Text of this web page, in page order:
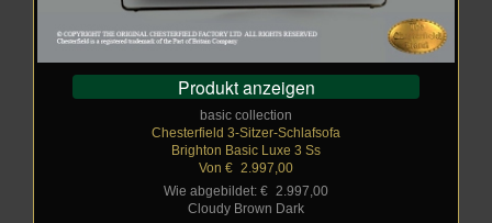
Produkt anzeigen
basic collection
Chesterfield 3-Sitzer-Schlafsofa
Brighton Basic Luxe 3 Ss
Von € 2.997,00
Wie abgebildet: €
2.997,00
Cloudy Brown Dark